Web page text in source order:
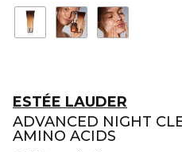
ESTÉE LAUDER
ADVANCED NIGHT
AMINO ACIDS